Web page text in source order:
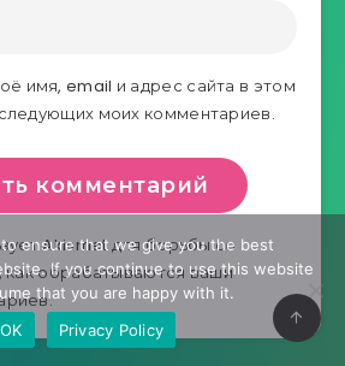
имя, email и адрес сайта в этом
моих комментариев.
Akismet для борьбы со
как обрабатываются ваши
.
ensure that we give you the best
If you continue to use this website
that you are happy with it.
OK
Privacy Policy